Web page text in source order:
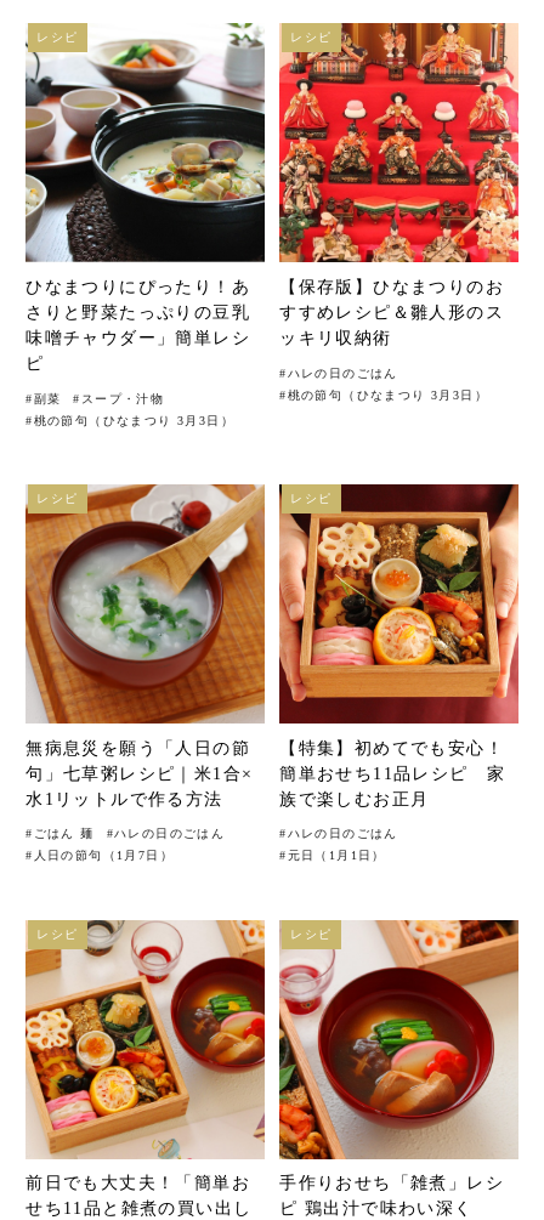
ひなまつりにぴったり！あ
さりと野菜たっぷりの豆乳
味噌チャウダー」簡単レシ
ピ
#副菜 # スープ・汁物
#桃の節句（ひなまつり 3月3日）
レシピ
【保存版】ひなまつりのお
すすめレシピ＆雛人形のス
ッキリ収納術
#ハレの日のごはん
#桃の節句（ひなまつり 3月3日）
レシピ
無病息災を願う「人日の節
句」七草粥レシピ｜米1合×
水1リットルで作る方法
# ごはん 麺 #ハレの日のごはん
# 人日の節句（1月7日）
レシピ
【特集】初めてでも安心！
簡単おせち11品レシピ 家
族で楽しむお正月
#ハレの日のごはん
#元日（1月1日）
レシピ
前日でも大丈夫！「簡単お
せち11品と雑煮の買い出し
レシピ
手作りおせち「雑煮」レシ
ピ 鶏出汁で味わい深く
レシピ